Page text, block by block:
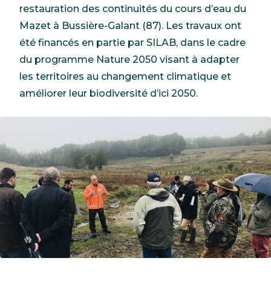
restauration des continuités du cours d’eau du
Mazet à Bussière-Galant (87). Les travaux ont
été financés en partie par SILAB, dans le cadre
du programme Nature 2050 visant à adapter
les territoires au changement climatique et
améliorer leur biodiversité d’ici 2050.